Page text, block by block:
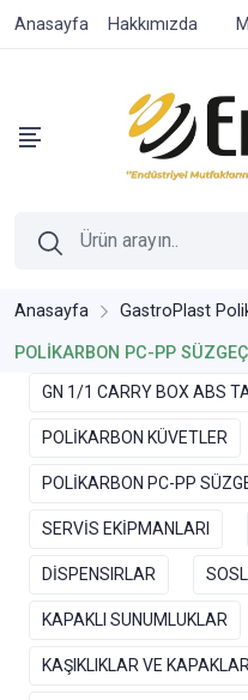
Anasayfa Hakkımızda
Anasayfa GastroPlast
POLİKARBON PC-PP
GN 1/1 CARRY BOX ABS
POLİKARBON KÜVETLER
POLİKARBON PC-PP
SERVİS EKİPMANLARI
DİSPENSIRLAR
KAPAKLI SUNUMLUKLAR
KAŞIKLIKLAR VE